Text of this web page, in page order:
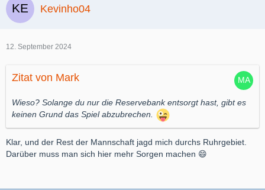
Kevinho04
12. September 2024
Zitat von Mark
Wieso? Solange du nur die Reservebank entsorgt hast, gibt es
keinen Grund das Spiel abzubrechen.
Klar, und der Rest der Mannschaft jagd mich durchs Ruhrgebiet.
Darüber muss man sich hier mehr Sorgen machen 😄